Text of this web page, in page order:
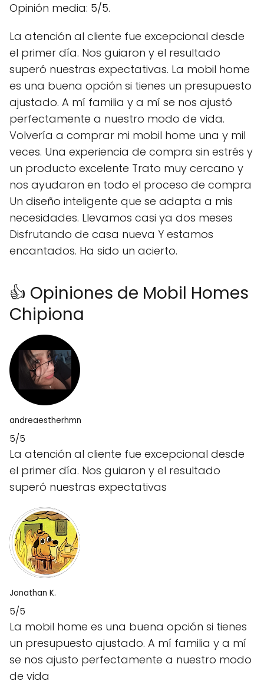
Opinión media: 5/5.
La atención al cliente fue excepcional desde
el primer día. Nos guiaron y el resultado
superó nuestras expectativas. La mobil home
es una buena opción si tienes un presupuesto
ajustado. A mí familia y a mí se nos ajustó
perfectamente a nuestro modo de vida.
Volvería a comprar mi mobil home una y mil
veces. Una experiencia de compra sin estrés y
un producto excelente Trato muy cercano y
nos ayudaron en todo el proceso de compra
Un diseño inteligente que se adapta a mis
necesidades. Llevamos casi ya dos meses
Disfrutando de casa nueva Y estamos
encantados. Ha sido un acierto.
👍 Opiniones de Mobil Homes
Chipiona
andreaestherhmn
5/5
La atención al cliente fue excepcional desde
el primer día. Nos guiaron y el resultado
superó nuestras expectativas
Jonathan K.
5/5
La mobil home es una buena opción si tienes
un presupuesto ajustado. A mí familia y a mí
se nos ajusto perfectamente a nuestro modo
de vida